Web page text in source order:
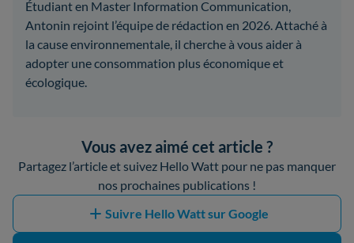
Étudiant en Master Information Communication,
Antonin rejoint l’équipe de rédaction en 2026. Attaché à
la cause environnementale, il cherche à vous aider à
adopter une consommation plus économique et
écologique.
Vous avez aimé cet article ?
Partagez l’article et suivez Hello Watt pour ne pas manquer
nos prochaines publications !
Suivre Hello Watt sur Google